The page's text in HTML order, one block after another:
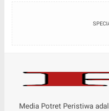
Media Potret Peristiwa